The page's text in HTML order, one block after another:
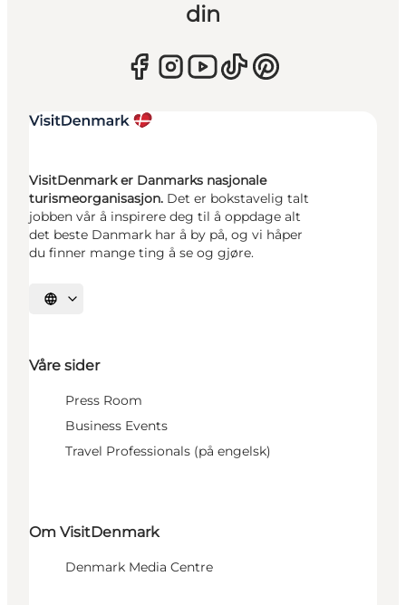
din
VisitDenmark er Danmarks nasjonale
turismeorganisasjon. Det er bokstavelig talt
jobben vår å inspirere deg til å oppdage alt
det beste Danmark har å by på, og vi håper
du finner mange ting å se og gjøre.
Velg språk
Våre sider
Press Room
Business Events
Travel Professionals (på engelsk)
Om VisitDenmark
Denmark Media Centre